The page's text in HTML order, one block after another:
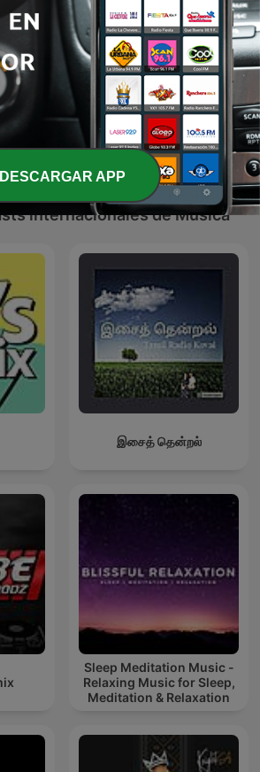
Reggaeton
internacionales de Música
இசைத் தென்றல்
Sleep Meditation Music -
Relaxing Music for Sleep,
Meditation & Relaxation
DESCARGAR APP